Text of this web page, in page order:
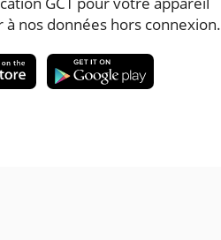
nos données hors connexion.